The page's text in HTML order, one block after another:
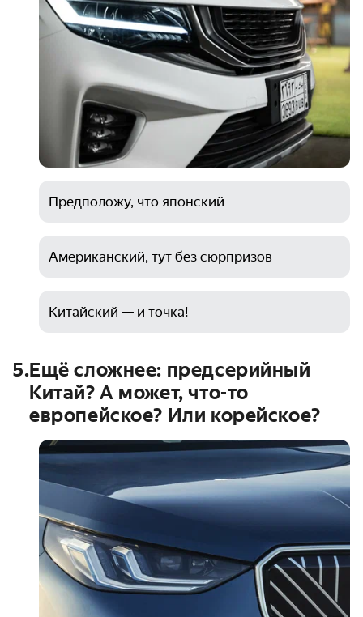
Предположу, что японский
Американский, тут без сюрпризов
Китайский — и точка!
5.Ещё сложнее: предсерийный
Китай? А может, что-то
европейское? Или корейское?